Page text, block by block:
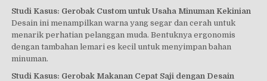
Studi Kasus: Gerobak Custom untuk Usaha Minuman Kekinian
Desain ini menampilkan warna yang segar dan cerah untuk
menarik perhatian pelanggan muda. Bentuknya ergonomis
dengan tambahan lemari es kecil untuk menyimpan bahan
minuman.
Studi Kasus: Gerobak Makanan Cepat Saji dengan Desain